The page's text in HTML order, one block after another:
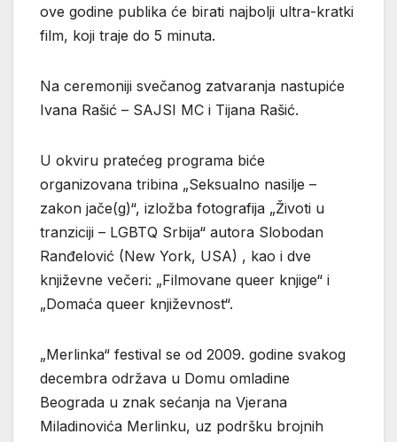
ove godine publika će birati najbolji ultra-kratki
film, koji traje do 5 minuta.
Na ceremoniji svečanog zatvaranja nastupiće
Ivana Rašić – SAJSI MC i Tijana Rašić.
U okviru pratećeg programa biće
organizovana tribina „Seksualno nasilje –
zakon jače(g)“, izložba fotografija „Životi u
tranziciji – LGBTQ Srbija“ autora Slobodan
Ranđelović (New York, USA) , kao i dve
književne večeri: „Filmovane queer knjige“ i
„Domaća queer književnost“.
„Merlinka“ festival se od 2009. godine svakog
decembra održava u Domu omladine
Beograda u znak sećanja na Vjerana
Miladinovića Merlinku, uz podršku brojnih